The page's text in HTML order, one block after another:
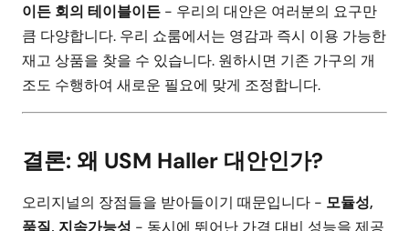
이든 회의 테이블이든 - 우리의 대안은 여러분의 요구만
큼 다양합니다. 우리 쇼룸에서는 영감과 즉시 이용 가능한
재고 상품을 찾을 수 있습니다. 원하시면 기존 가구의 개
조도 수행하여 새로운 필요에 맞게 조정합니다.
결론: 왜 USM Haller 대안인가?
오리지널의 장점들을 받아들이기 때문입니다 - 모듈성,
품질, 지속가능성 - 동시에 뛰어난 가격 대비 성능을 제공